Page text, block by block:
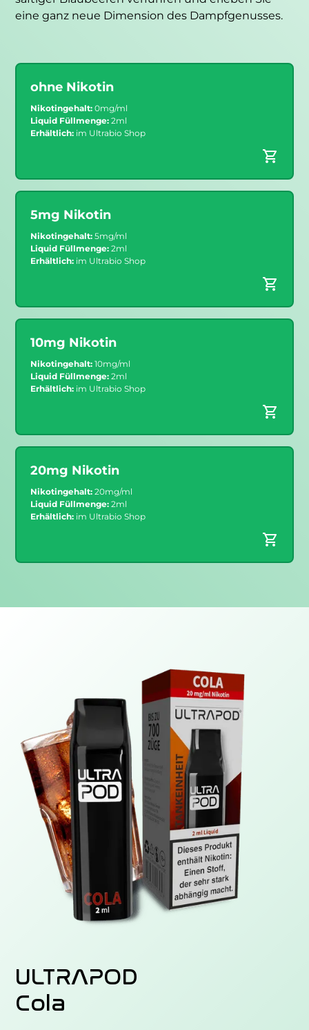
eine ganz neue Dimension des Dampfgenusses.
ohne Nikotin
Nikotingehalt: 0mg/ml
Liquid Füllmenge: 2ml
Erhältlich: im Ultrabio Shop
5mg Nikotin
Nikotingehalt: 5mg/ml
Liquid Füllmenge: 2ml
Erhältlich: im Ultrabio Shop
10mg Nikotin
Nikotingehalt: 10mg/ml
Liquid Füllmenge: 2ml
Erhältlich: im Ultrabio Shop
20mg Nikotin
Nikotingehalt: 20mg/ml
Liquid Füllmenge: 2ml
Erhältlich: im Ultrabio Shop
ULTRAPOD
Cola